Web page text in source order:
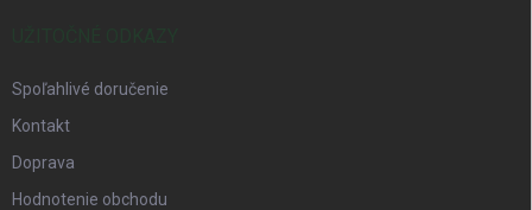
Spoľahlivé doručenie
Kontakt
Doprava
Hodnotenie obchodu